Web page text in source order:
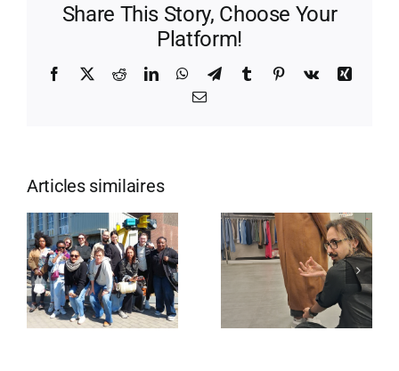
Share This Story, Choose Your
Platform!
Facebook
X RedditLinkedInWhatsApp
TelegramTumblr Pinterest
Vk
Xing
Email
Articles similaires
Formation
« Vente &
Retouches »
De la RTBF
au journal le
Soir, la petite
enfance au
cœur des